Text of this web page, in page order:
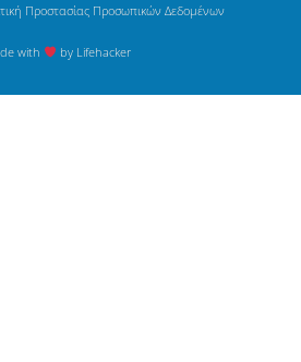
Προστασίας Προσωπικών Δεδομένων
with by Lifehacker